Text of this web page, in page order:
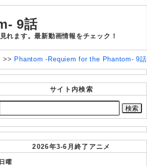
9話
ます。最新動画情報をチェック！
>> Phantom -Requiem for the Phantom- 9話
サイト内検索
2026年3-6月終了アニメ
日曜